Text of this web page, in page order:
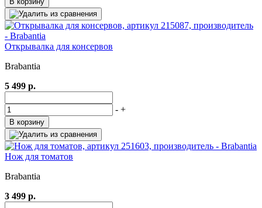
Открывалка для консервов
Brabantia
5 499 р.
- +
В корзину
Нож для томатов
Brabantia
3 499 р.